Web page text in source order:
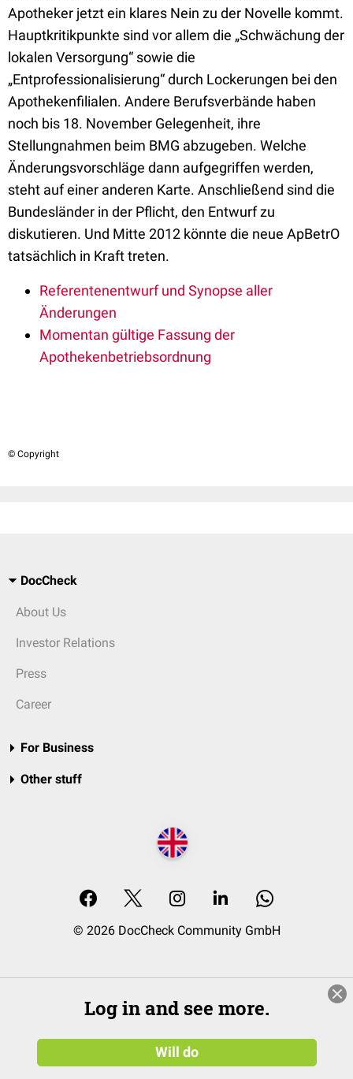
Apotheker jetzt ein klares Nein zu der Novelle kommt.
Hauptkritikpunkte sind vor allem die „Schwächung der
lokalen Versorgung“ sowie die
„Entprofessionalisierung“ durch Lockerungen bei den
Apothekenfilialen. Andere Berufsverbände haben
noch bis 18. November Gelegenheit, ihre
Stellungnahmen beim BMG abzugeben. Welche
Änderungsvorschläge dann aufgegriffen werden,
steht auf einer anderen Karte. Anschließend sind die
Bundesländer in der Pflicht, den Entwurf zu
diskutieren. Und Mitte 2012 könnte die neue ApBetrO
tatsächlich in Kraft treten.
Referentenentwurf und Synopse aller
Änderungen
Momentan gültige Fassung der
Apothekenbetriebsordnung
© Copyright
DocCheck
About Us
Investor Relations
Press
Career
For Business
Other stuff
© 2026 DocCheck Community GmbH
Log in and see more.
Will do